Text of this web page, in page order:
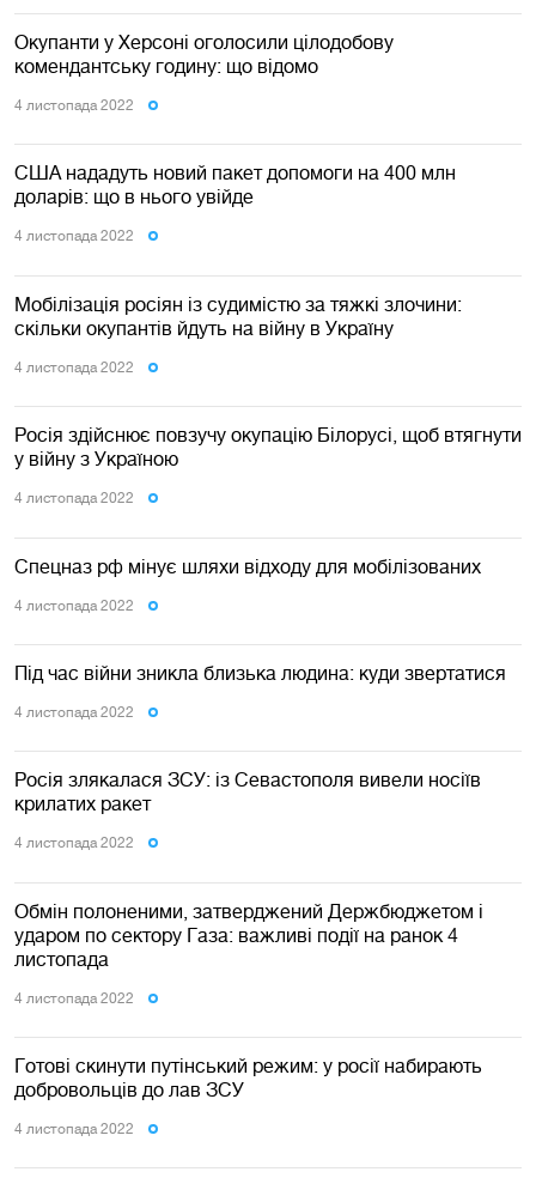
Окупанти у Херсоні оголосили цілодобову
комендантську годину: що відомо
4 листопада 2022
США нададуть новий пакет допомоги на 400 млн
доларів: що в нього увійде
4 листопада 2022
Мобілізація росіян із судимістю за тяжкі злочини:
скільки окупантів йдуть на війну в Україну
4 листопада 2022
Росія здійснює повзучу окупацію Білорусі, щоб втягнути
у війну з Україною
4 листопада 2022
Спецназ рф мінує шляхи відходу для мобілізованих
4 листопада 2022
Під час війни зникла близька людина: куди звертатися
4 листопада 2022
Росія злякалася ЗСУ: із Севастополя вивели носіїв
крилатих ракет
4 листопада 2022
Обмін полоненими, затверджений Держбюджетом і
ударом по сектору Газа: важливі події на ранок 4
листопада
4 листопада 2022
Готові скинути путінський режим: у росії набирають
добровольців до лав ЗСУ
4 листопада 2022